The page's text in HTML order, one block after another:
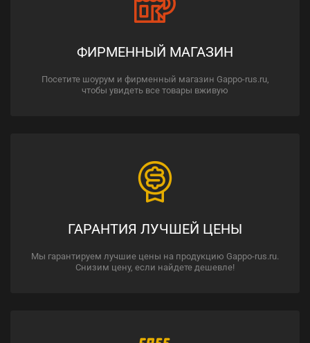
ФИРМЕННЫЙ МАГАЗИН
Посетите шоурум и фирменный магазин Gappo-rus.ru,
чтобы увидеть все товары вживую
ГАРАНТИЯ ЛУЧШЕЙ ЦЕНЫ
Мы гарантируем лучшие цены на продукцию Gappo-rus.ru.
Снизим цену, если найдете дешевле!